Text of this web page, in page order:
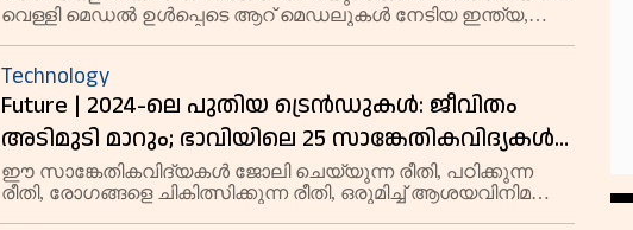
വെള്ളി മെഡല്‍ ഉള്‍പ്പെടെ ആറ് മെഡലുകള്‍ നേടിയ ഇന്ത്യ,
Technology
Future | 2024-ലെ പുതിയ ട്രെൻഡുകൾ: ജീവിതം
അടിമുടി മാറും; ഭാവിയിലെ 25 സാങ്കേതികവിദ്യകൾ
ഇതാ
ഈ സാങ്കേതികവിദ്യകൾ ജോലി ചെയ്യുന്ന രീതി, പഠിക്കുന്ന
രീതി, രോഗങ്ങളെ ചികിത്സിക്കുന്ന രീതി, ഒരുമിച്ച് ആശയവിനിമയം